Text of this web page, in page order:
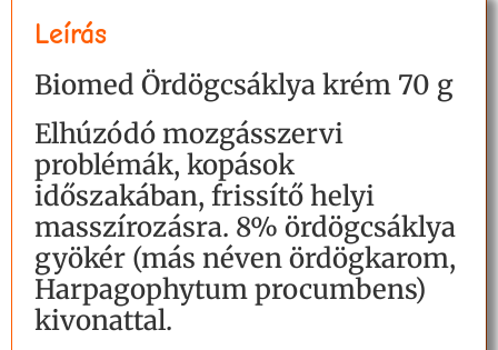
Leírás
Biomed Ördögcsáklya krém 70 g
Elhúzódó mozgásszervi
problémák, kopások
időszakában, frissítő helyi
masszírozásra. 8% ördögcsáklya
gyökér (más néven ördögkarom,
Harpagophytum procumbens)
kivonattal.